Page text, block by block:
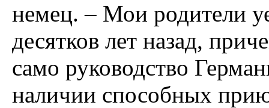
немец. – Мои родители
десятков лет назад,
само руководство
наличии способных